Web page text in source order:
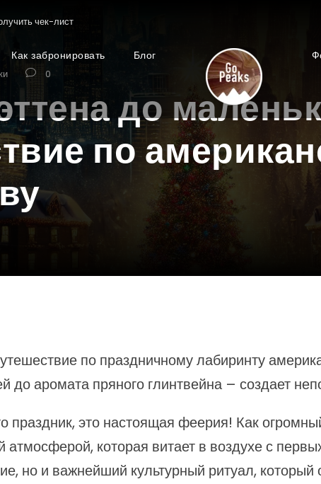
чек-лист
Как забронировать Блог
0
до
по
по праздничному лабиринту
до аромата пряного глинтвейна – создает
это настоящая феерия! Как
которая витает в воздухе с
но и важнейший культурный ритуал,